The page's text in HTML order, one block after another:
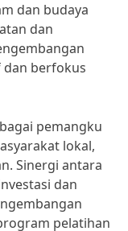
dan budaya
dan
dan berfokus
pemangku
lokal,
Sinergi antara
dan
pelatihan